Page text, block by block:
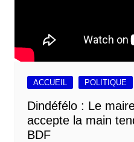
ACCUEIL POLITIQUE
Dindéfélo : Le
accepte la main
BDF